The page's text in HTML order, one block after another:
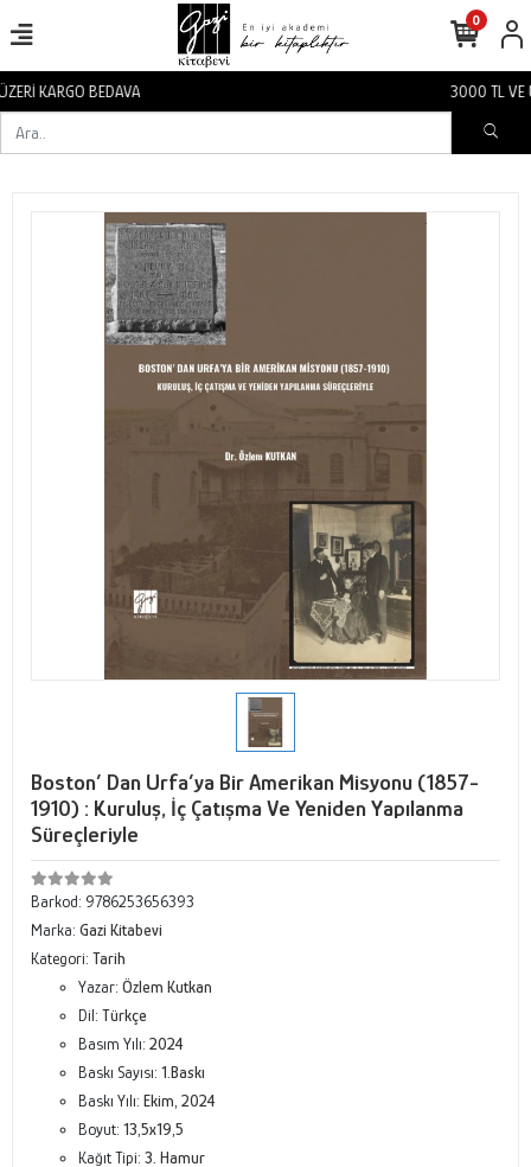
0
Boston’ Dan Urfa’ya Bir Amerikan Misyonu (1857-
1910) : Kuruluş, İç Çatışma Ve Yeniden Yapılanma
Süreçleriyle
Barkod: 9786253656393
Marka: Gazi Kitabevi
Kategori: Tarih
Yazar: Özlem Kutkan
Dil: Türkçe
Basım Yılı: 2024
Baskı Sayısı: 1.Baskı
Baskı Yılı: Ekim, 2024
Boyut: 13,5x19,5
Kağıt Tipi: 3. Hamur